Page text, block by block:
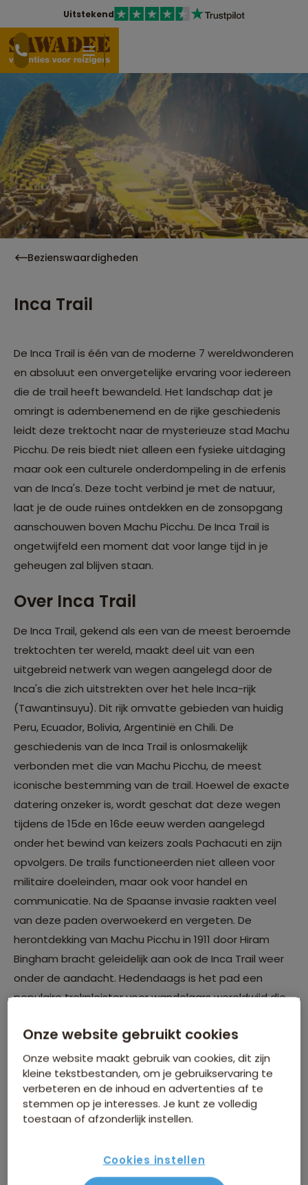
Uitstekend
Bezienswaardigheden
Inca Trail
De Inca Trail is één van de moderne 7 wereldwonderen
en absoluut een onvergetelijke ervaring voor iedereen
die de trail heeft bewandeld. Het landschap dat je
omringt is adembenemend en de rijke geschiedenis
leidt deze trektocht naar de mysterieuze stad Machu
Picchu. De reis biedt niet alleen een fysieke uitdaging
maar ook een culturele onderdompeling in de erfenis
van de Inca's. Deze tocht verbind je met de natuur,
laat je de oude ruïnes ontdekken en de zonsopgang
aanschouwen boven Machu Picchu. De Inca Trail is
ongetwijfeld een moment dat voor lange tijd in je
geheugen zal blijven staan.
Over Inca Trail
De Inca Trail, gekend als een van de meest beroemde
trektochten ter wereld, maakt deel uit van een
uitgebreid netwerk van wegen aangelegd door de
Inca's die zich uitstrekten over het hele Inca-rijk
(Tawantinsuyu). Dit rijk omvatte gebieden van huidig
Peru, Ecuador, Bolivia, Argentinië en Chili. De
geschiedenis van de Inca Trail is onlosmakelijk
verbonden met die van Machu Picchu, de meest
iconische bestemming van de trail. Hoewel de exacte
datering onzeker is, wordt geschat dat deze wegen
tijdens de 15de en 16de eeuw werden aangelegd
onder het bewind van keizers zoals Pachacuti en zijn
opvolgers. De trails functioneerden niet alleen voor
militaire doeleinden, maar ook voor handel en
communicatie. Na de Spaanse invasie raakten veel
van deze paden overwoekerd en vergeten. De
herontdekking van Machu Picchu in 1911 door Hiram
Bingham bracht geleidelijk aan ook de Inca Trail weer
onder de aandacht. Hedendaags is het pad een
populaire trekpleister voor wandelaars wereldwijd die
Onze website gebruikt cookies
Onze website maakt gebruik van cookies, dit zijn
kleine tekstbestanden, om je gebruikservaring te
verbeteren en de inhoud en advertenties af te
stemmen op je interesses. Je kunt ze volledig
toestaan of afzonderlijk instellen.
Cookies instellen